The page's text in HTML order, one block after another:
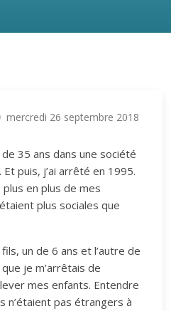
mercredi 26 septembre 2018
de 35 ans dans une société
puis, j’ai arrêté en 1995.
en plus de mes
plus sociales que
un de 6 ans et l’autre de
je m’arrêtais de
mes enfants. Entendre
n’étaient pas étrangers à